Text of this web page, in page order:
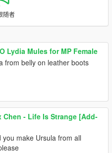
随者
Lydia Mules for MP Female
from belly on leather boots
Chen - Life Is Strange [Add-
you make Ursula from all